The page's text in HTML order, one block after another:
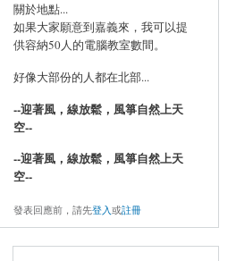
關於地點...
如果大家願意到嘉義來，我可以提
供容納50人的電腦教室數間。
好像大部份的人都在北部...
--迎著風，線放鬆，風箏自然上天
空--
--迎著風，線放鬆，風箏自然上天
空--
發表回應前，請先登入或註冊